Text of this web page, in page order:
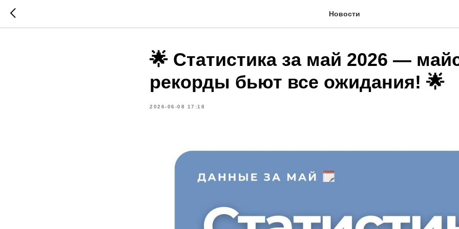
Новости
🌟 Статистика за май 2026 —
рекорды бьют все ожидания! 🌟
2026-06-08 17:18